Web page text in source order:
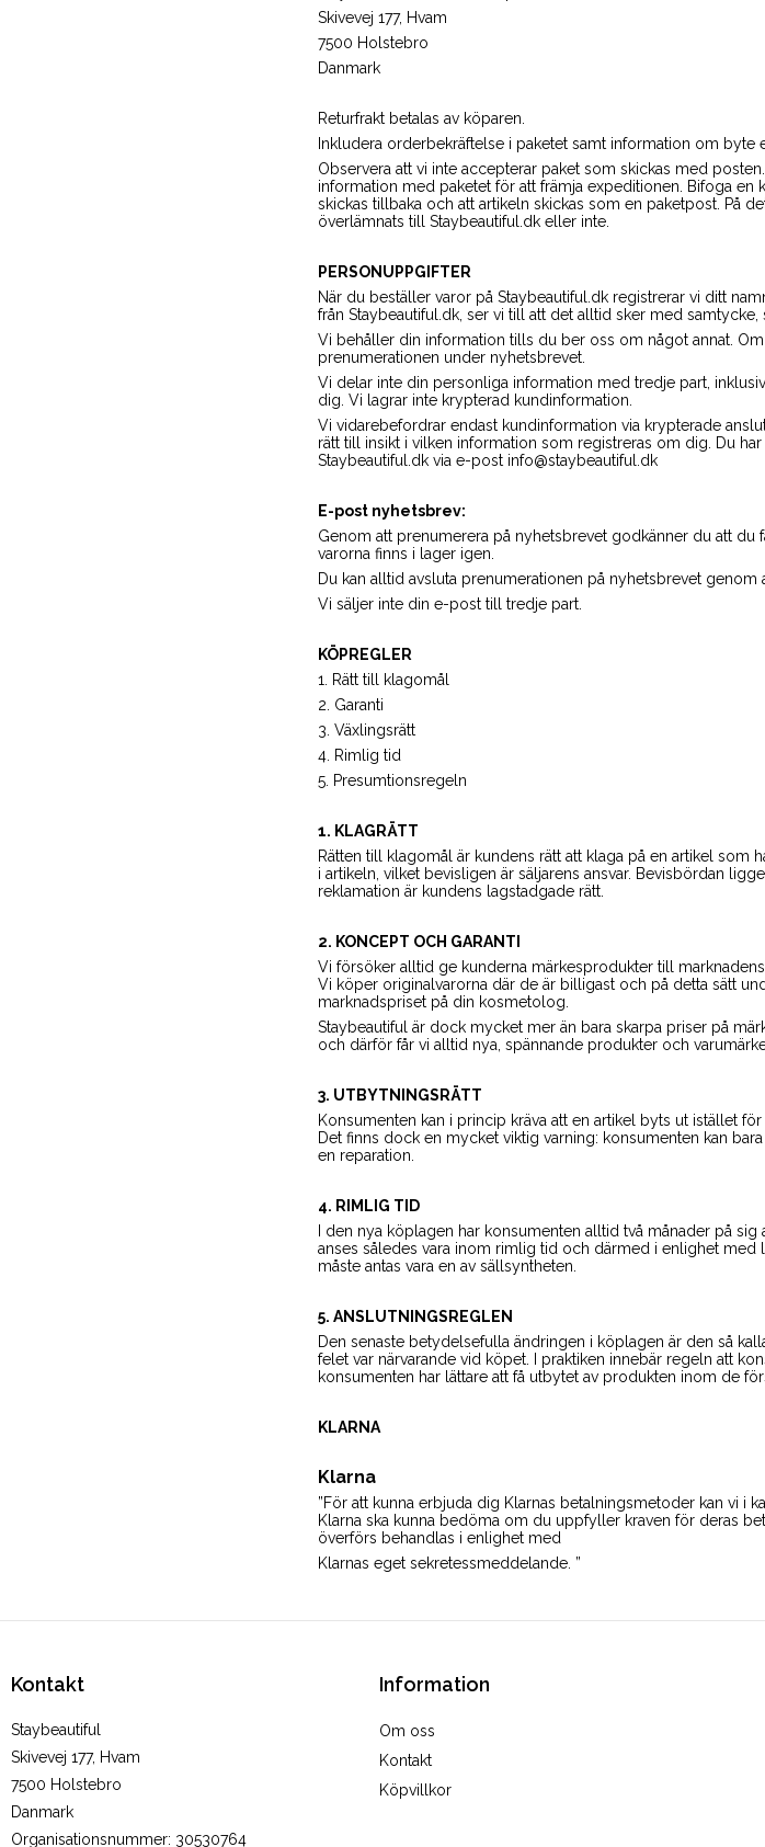
Skivevej 177, Hvam
7500 Holstebro
Danmark
Returfrakt betalas av köparen.
Inkludera orderbekräftelse i paketet samt information om byte
Observera att vi inte accepterar paket som skickas med
information med paketet för att främja expeditionen. Bifoga
skickas tillbaka och att artikeln skickas som en paketpost. På
överlämnats till Staybeautiful.dk eller inte.
PERSONUPPGIFTER
När du beställer varor på Staybeautiful.dk registrerar vi ditt
från Staybeautiful.dk, ser vi till att det alltid sker med
Vi behåller din information tills du ber oss om något annat.
prenumerationen under nyhetsbrevet.
Vi delar inte din personliga information med tredje part,
dig. Vi lagrar inte krypterad kundinformation.
Vi vidarebefordrar endast kundinformation via krypterade
rätt till insikt i vilken information som registreras om dig. Du
Staybeautiful.dk via e-post info@staybeautiful.dk
E-post nyhetsbrev:
Genom att prenumerera på nyhetsbrevet godkänner du att
varorna finns i lager igen.
Du kan alltid avsluta prenumerationen på nyhetsbrevet genom
Vi säljer inte din e-post till tredje part.
KÖPREGLER
1. Rätt till klagomål
2. Garanti
3. Växlingsrätt
4. Rimlig tid
5. Presumtionsregeln
1. KLAGRÄTT
Rätten till klagomål är kundens rätt att klaga på en artikel som
i artikeln, vilket bevisligen är säljarens ansvar. Bevisbördan
reklamation är kundens lagstadgade rätt.
2. KONCEPT OCH GARANTI
Vi försöker alltid ge kunderna märkesprodukter till
Vi köper originalvarorna där de är billigast och på detta sätt
marknadspriset på din kosmetolog.
Staybeautiful är dock mycket mer än bara skarpa priser på
och därför får vi alltid nya, spännande produkter och
3. UTBYTNINGSRÄTT
Konsumenten kan i princip kräva att en artikel byts ut istället
Det finns dock en mycket viktig varning: konsumenten kan
en reparation.
4. RIMLIG TID
I den nya köplagen har konsumenten alltid två månader på
anses således vara inom rimlig tid och därmed i enlighet
måste antas vara en av sällsyntheten.
5. ANSLUTNINGSREGLEN
Den senaste betydelsefulla ändringen i köplagen är den så
felet var närvarande vid köpet. I praktiken innebär regeln att
konsumenten har lättare att få utbytet av produkten inom de
KLARNA
Klarna
”För att kunna erbjuda dig Klarnas betalningsmetoder kan vi i
Klarna ska kunna bedöma om du uppfyller kraven för deras
överförs behandlas i enlighet med
Klarnas eget sekretessmeddelande. ”
Kontakt
Staybeautiful
Skivevej 177, Hvam
7500 Holstebro
Danmark
Organisationsnummer: 30530764
Information
Om oss
Kontakt
Köpvillkor